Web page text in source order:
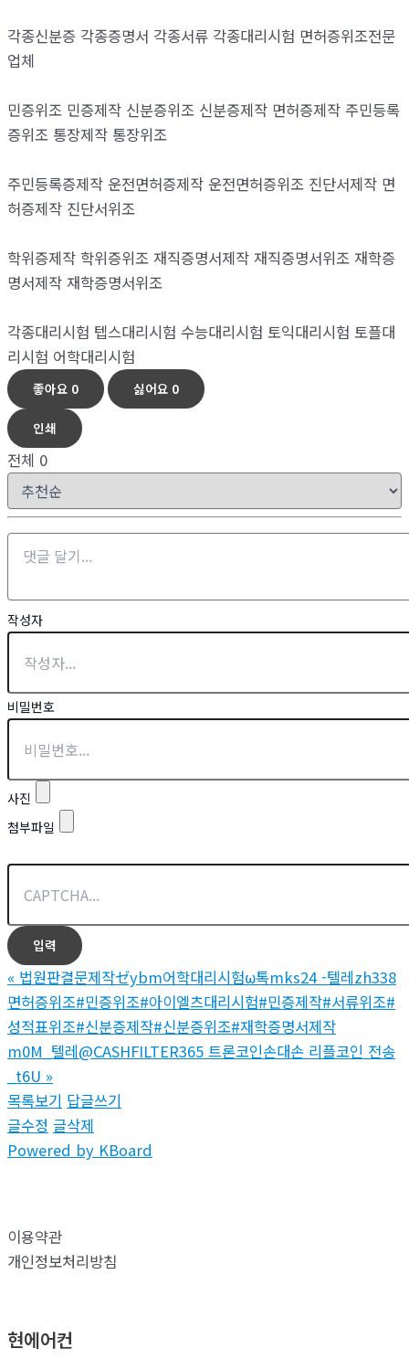
각종신분증 각종증명서 각종서류 각종대리시험 면허증위조전문
업체
민증위조 민증제작 신분증위조 신분증제작 면허증제작 주민등록
증위조 통장제작 통장위조
주민등록증제작 운전면허증제작 운전면허증위조 진단서제작 면
허증제작 진단서위조
학위증제작 학위증위조 재직증명서제작 재직증명서위조 재학증
명서제작 재학증명서위조
각종대리시험 텝스대리시험 수능대리시험 토익대리시험 토플대
리시험 어학대리시험
좋아요 0 싫어요 0
인쇄
전체 0
작성자
비밀번호
사진
첨부파일
« 법원판결문제작ゼybm어학대리시험ω톡mks24 -텔레zh338
면허증위조#민증위조#아이엘츠대리시험#민증제작#서류위조#
성적표위조#신분증제작#신분증위조#재학증명서제작
m0M_텔레@CASHFILTER365 트론코인손대손 리플코인 전송
_t6U »
목록보기 답글쓰기
글수정 글삭제
Powered by KBoard
이용약관
개인정보처리방침
현에어컨